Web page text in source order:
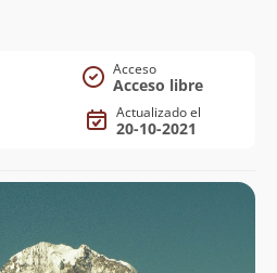
Acceso
Acceso libre
Actualizado el
20-10-2021